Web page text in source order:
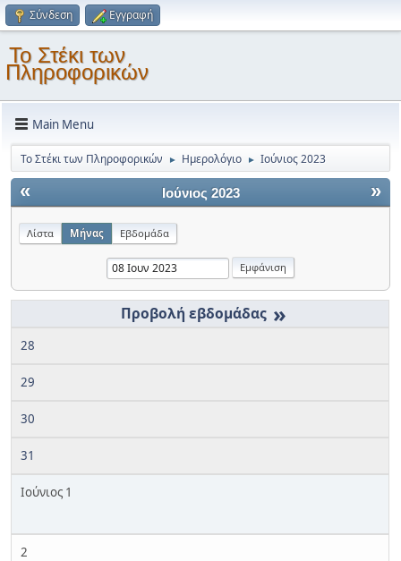
Σύνδεση Εγγραφή
Το Στέκι των
Πληροφορικών
Main Menu
Το Στέκι των Πληροφορικών ► Ημερολόγιο ► Ιούνιος 2023
« »
Ιούνιος 2023
Λίστα Μήνας Εβδομάδα
»
28
29
30
31
Ιούνιος 1
2